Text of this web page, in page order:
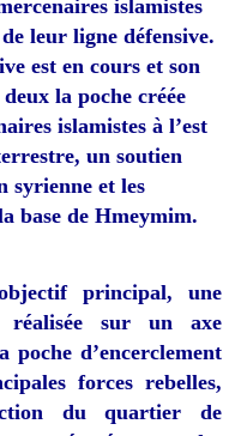
islamistes
leur ligne défensive.
est en cours et son
la poche créée
islamistes à l’est
un soutien
syrienne et les
base de Hmeymim.
principal, une
réalisée sur un axe
d’encerclement
forces rebelles,
du quartier de